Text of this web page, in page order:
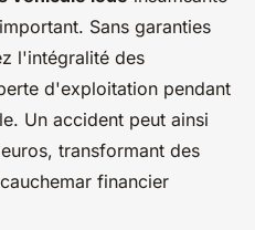
Sans garanties
l'intégralité des
d'exploitation pendant
Un accident peut ainsi
transformant des
financier